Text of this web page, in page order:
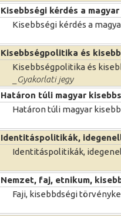
Kisebbségi kérdés a
Kisebbségi kérdés a
Kisebbségpolitika és
Kisebbségpolitika és
_Gyakorlati jegy
Határon túli magyar
Határon túli magyar
Identitáspolitikák,
Identitáspolitikák,
Nemzet, faj, etnikum,
Faji, kisebbdségi